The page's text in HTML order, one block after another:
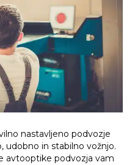
nastavljeno podvozje
udobno in stabilno vožnjo.
avtooptike podvozja vam